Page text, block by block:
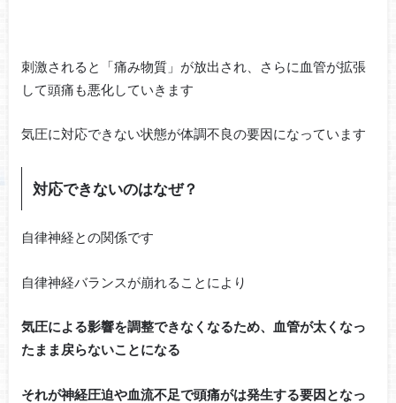
刺激されると「痛み物質」が放出され、さらに血管が拡張
して頭痛も悪化していきます
気圧に対応できない状態が体調不良の要因になっています
対応できないのはなぜ？
自律神経との関係です
自律神経バランスが崩れることにより
気圧による影響を調整できなくなるため、
血管が太くなっ
たまま戻らないことになる
それが神経圧迫や血流不足で頭痛がは発生する要因となっ